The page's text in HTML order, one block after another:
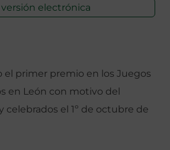
versión electrónica
el primer premio en los Juegos
en León con motivo del
celebrados el 1º de octubre de